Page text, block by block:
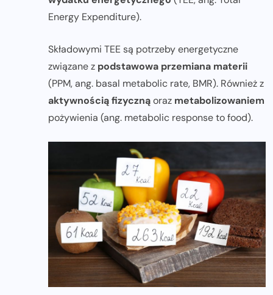
Energy Expenditure).
Składowymi TEE są potrzeby energetyczne
związane z podstawowa przemiana materii
(PPM, ang. basal metabolic rate, BMR). Również z
aktywnością fizycznąoraz metabolizowaniem
pożywienia (ang. metabolic response to food).